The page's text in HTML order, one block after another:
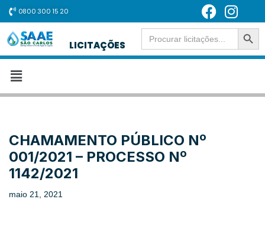
Pular
para
o
conteúdo
0800 300 15 20
LICITAÇÕES
Search
for:
SEARCH
CHAMAMENTO PÚBLICO Nº
001/2021 – PROCESSO Nº
1142/2021
maio 21, 2021